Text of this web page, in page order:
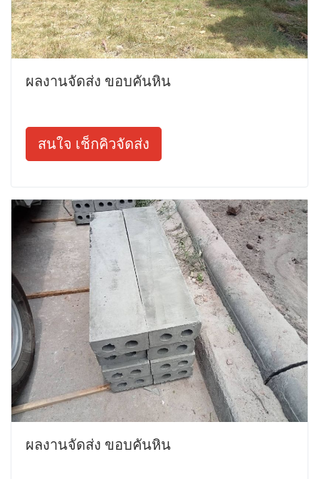
ผลงานจัดส่ง ขอบคันหิน
สนใจ เช็กคิวจัดส่ง
ผลงานจัดส่ง ขอบคันหิน